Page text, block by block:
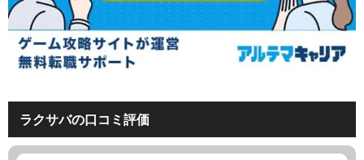
ラクサバの口コミ評価